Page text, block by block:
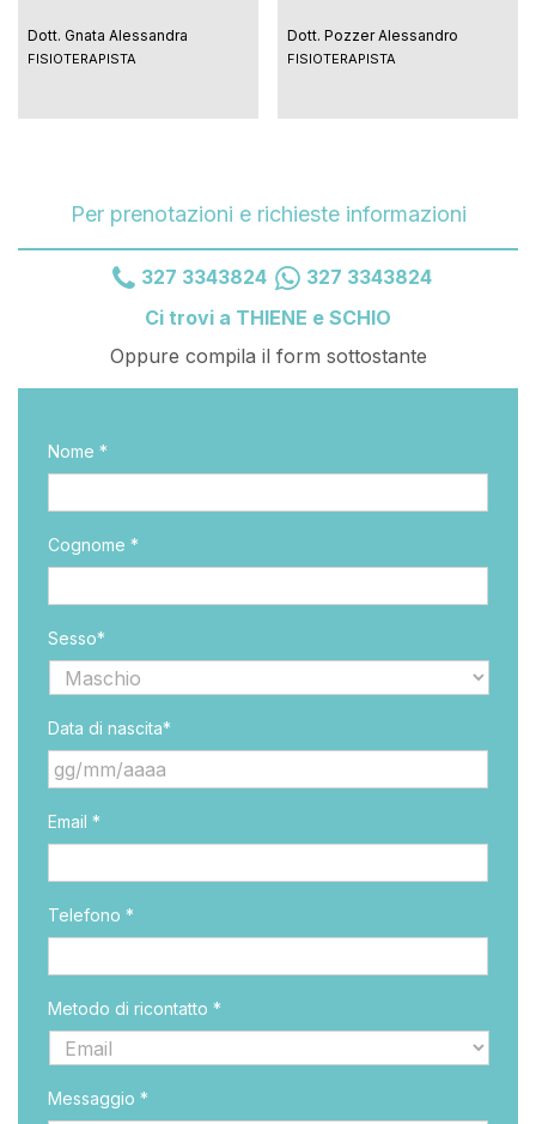
Dott. Gnata Alessandra
FISIOTERAPISTA
Dott. Pozzer Alessandro
FISIOTERAPISTA
Per prenotazioni e richieste informazioni
327 3343824
327 3343824
Ci trovi a THIENE e SCHIO
Oppure compila il form sottostante
Nome *
Cognome *
Sesso*
Data di nascita*
slash
slash
AAAA
Email *
Telefono *
Metodo di ricontatto *
Messaggio *